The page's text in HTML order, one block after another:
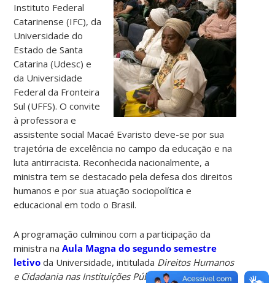
Instituto Federal
Catarinense (IFC), da
Universidade do
Estado de Santa
Catarina (Udesc) e
da Universidade
Federal da Fronteira
Sul (UFFS). O convite
à professora e
assistente social Macaé Evaristo deve-se por sua
trajetória de excelência no campo da educação e na
luta antirracista. Reconhecida nacionalmente, a
ministra tem se destacado pela defesa dos direitos
humanos e por sua atuação sociopolítica e
educacional em todo o Brasil.
A programação culminou com a participação da
ministra naAula Magna do segundo semestre
letivo da Universidade, intitulada Direitos Humanos
e Cidadania nas Instituições Públicas. O evento foi